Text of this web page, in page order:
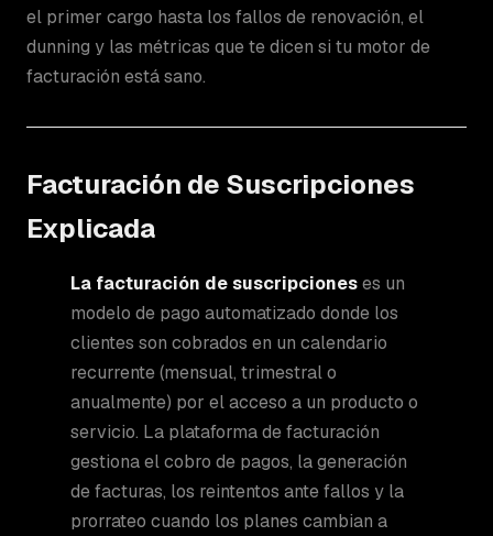
el primer cargo hasta los fallos de renovación, el
dunning y las métricas que te dicen si tu motor de
facturación está sano.
Facturación de Suscripciones
Explicada
La facturación de suscripcioneses un
modelo de pago automatizado donde los
clientes son cobrados en un calendario
recurrente (mensual, trimestral o
anualmente) por el acceso a un producto o
servicio. La plataforma de facturación
gestiona el cobro de pagos, la generación
de facturas, los reintentos ante fallos y la
prorrateo cuando los planes cambian a